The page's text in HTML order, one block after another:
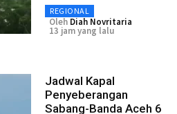
REGIONAL
Oleh Diah Novritaria
13 jam yang lalu
Jadwal Kapal
Penyeberangan
Sabang-Banda Aceh 6